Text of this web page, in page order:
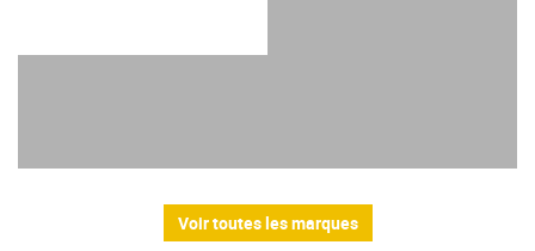
Voir toutes les marques